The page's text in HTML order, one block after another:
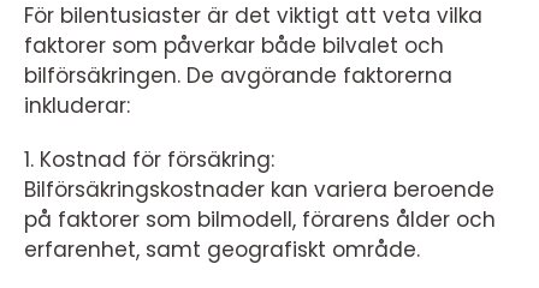
För bilentusiaster är det viktigt att veta vilka
faktorer som påverkar både bilvalet och
bilförsäkringen. De avgörande faktorerna
inkluderar:
1. Kostnad för försäkring:
Bilförsäkringskostnader kan variera beroende
på faktorer som bilmodell, förarens ålder och
erfarenhet, samt geografiskt område.